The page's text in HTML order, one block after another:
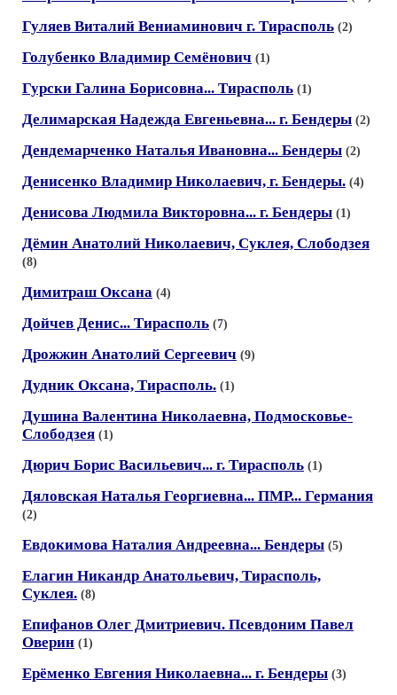
Гуляев Виталий Вениаминович г. Тирасполь (2)
Голубенко Владимир Семёнович (1)
Гурски Галина Борисовна... Тирасполь (1)
Делимарская Надежда Евгеньевна... г. Бендеры (2)
Дендемарченко Наталья Ивановна... Бендеры (2)
Денисенко Владимир Николаевич, г. Бендеры. (4)
Денисова Людмила Викторовна... г. Бендеры (1)
Дёмин Анатолий Николаевич, Суклея, Слободзея
(8)
Димитраш Оксана (4)
Дойчев Денис... Тирасполь (7)
Дрожжин Анатолий Сергеевич (9)
Дудник Оксана, Тирасполь. (1)
Душина Валентина Николаевна, Подмосковье-
Слободзея (1)
Дюрич Борис Васильевич... г. Тирасполь (1)
Дяловская Наталья Георгиевна... ПМР... Германия
(2)
Евдокимова Наталия Андреевна... Бендеры (5)
Елагин Никандр Анатольевич, Тирасполь,
Суклея. (8)
Епифанов Олег Дмитриевич. Псевдоним Павел
Оверин (1)
Ерёменко Евгения Николаевна... г. Бендеры (3)